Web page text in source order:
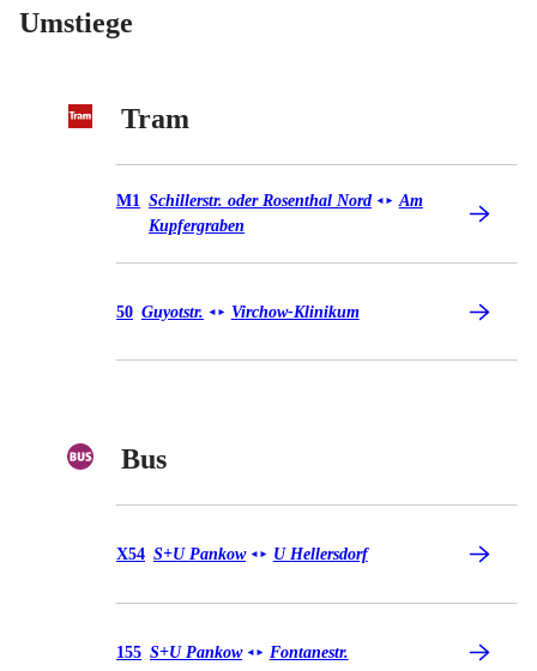
Umstiege
Tram
Tram M1
M1 Schillerstr. oder Rosenthal Nord ◄ ►
Am
Kupfergraben
Tram 50
50 Guyotstr. ◄ ► Virchow-Klinikum
Bus
Bus X54
X54 S+U Pankow ◄ ► U Hellersdorf
Bus 155
155 S+U Pankow ◄ ► Fontanestr.